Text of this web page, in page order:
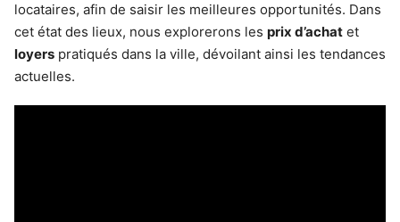
locataires, afin de saisir les meilleures opportunités. Dans
cet état des lieux, nous explorerons les prix d’achat et
loyers pratiqués dans la ville, dévoilant ainsi les tendances
actuelles.